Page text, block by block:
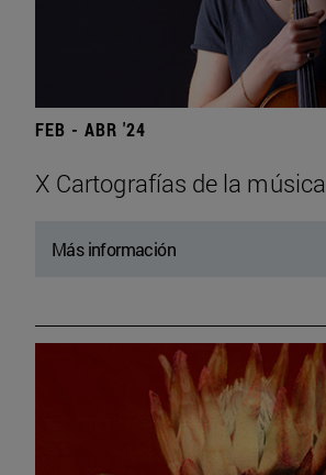
FEB - ABR '24
X Cartografías de la música
Más información